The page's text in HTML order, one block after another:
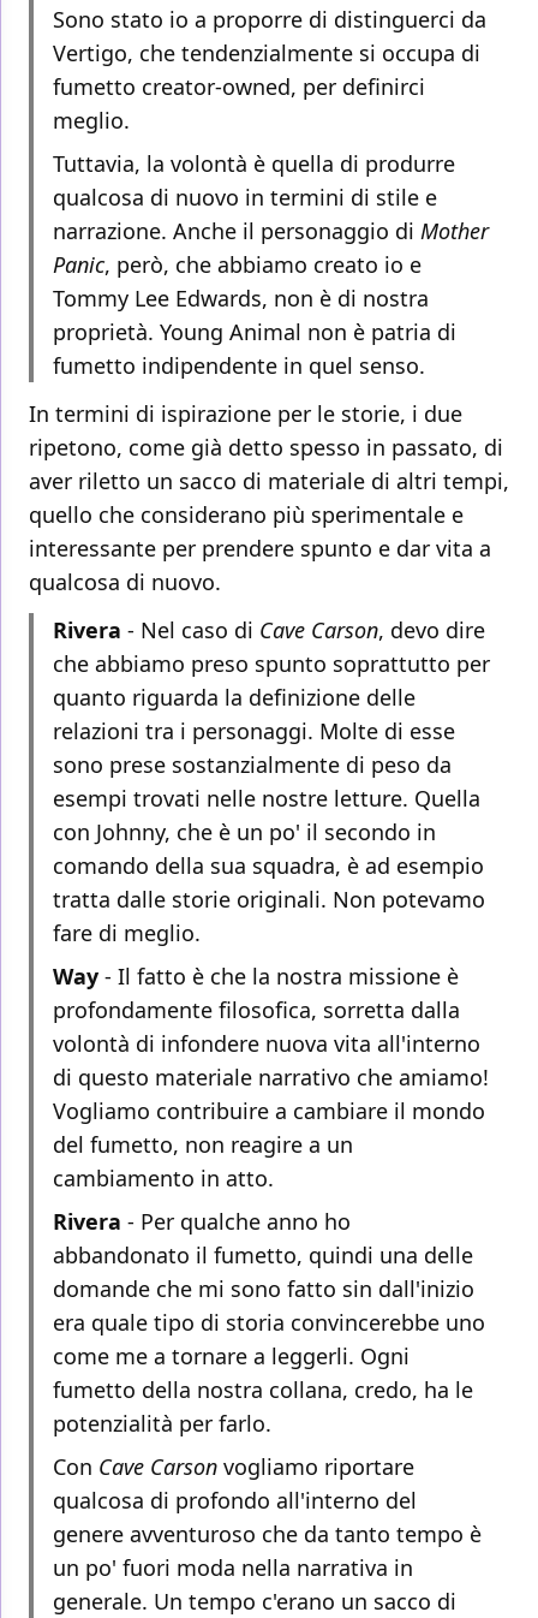
Sono stato io a proporre di distinguerci da
Vertigo, che tendenzialmente si occupa di
fumetto creator-owned, per definirci
meglio.
Tuttavia, la volontà è quella di produrre
qualcosa di nuovo in termini di stile e
narrazione. Anche il personaggio di Mother
Panic, però, che abbiamo creato io e
Tommy Lee Edwards, non è di nostra
proprietà. Young Animal non è patria di
fumetto indipendente in quel senso.
In termini di ispirazione per le storie, i due
ripetono, come già detto spesso in passato, di
aver riletto un sacco di materiale di altri tempi,
quello che considerano più sperimentale e
interessante per prendere spunto e dar vita a
qualcosa di nuovo.
Rivera - Nel caso di Cave Carson, devo dire
che abbiamo preso spunto soprattutto per
quanto riguarda la definizione delle
relazioni tra i personaggi. Molte di esse
sono prese sostanzialmente di peso da
esempi trovati nelle nostre letture. Quella
con Johnny, che è un po' il secondo in
comando della sua squadra, è ad esempio
tratta dalle storie originali. Non potevamo
fare di meglio.
Way - Il fatto è che la nostra missione è
profondamente filosofica, sorretta dalla
volontà di infondere nuova vita all'interno
di questo materiale narrativo che amiamo!
Vogliamo contribuire a cambiare il mondo
del fumetto, non reagire a un
cambiamento in atto.
Rivera - Per qualche anno ho
abbandonato il fumetto, quindi una delle
domande che mi sono fatto sin dall'inizio
era quale tipo di storia convincerebbe uno
come me a tornare a leggerli. Ogni
fumetto della nostra collana, credo, ha le
potenzialità per farlo.
Con Cave Carson vogliamo riportare
qualcosa di profondo all'interno del
genere avventuroso che da tanto tempo è
un po' fuori moda nella narrativa in
generale. Un tempo c'erano un sacco di